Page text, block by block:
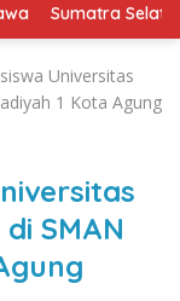
Sumatra
Universitas
1 Kota Agung
SMAN